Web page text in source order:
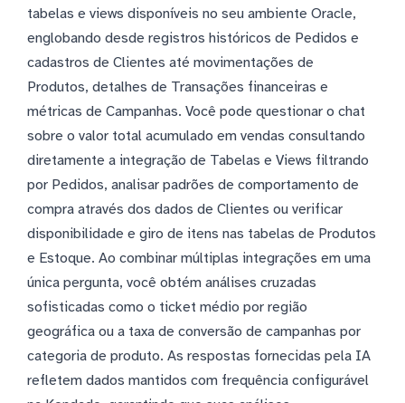
tabelas e views disponíveis no seu ambiente Oracle,
englobando desde registros históricos de Pedidos e
cadastros de Clientes até movimentações de
Produtos, detalhes de Transações financeiras e
métricas de Campanhas. Você pode questionar o chat
sobre o valor total acumulado em vendas consultando
diretamente a integração de Tabelas e Views filtrando
por Pedidos, analisar padrões de comportamento de
compra através dos dados de Clientes ou verificar
disponibilidade e giro de itens nas tabelas de Produtos
e Estoque. Ao combinar múltiplas integrações em uma
única pergunta, você obtém análises cruzadas
sofisticadas como o ticket médio por região
geográfica ou a taxa de conversão de campanhas por
categoria de produto. As respostas fornecidas pela IA
refletem dados mantidos com frequência configurável